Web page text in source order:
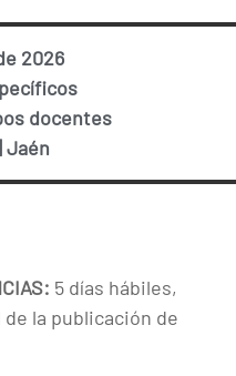
2026
docentes
Jaén
5 días hábiles,
la publicación de